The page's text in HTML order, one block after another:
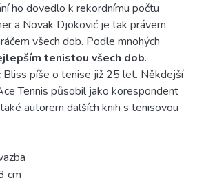
ho dovedlo k rekordnímu počtu
a Novak Djoković je tak právem
všech dob. Podle mnohých
tenistou všech dob.
Bliss píše o tenise již 25 let. Někdejší
Tennis působil jako korespondent
autorem dalších knih s tenisovou
cm